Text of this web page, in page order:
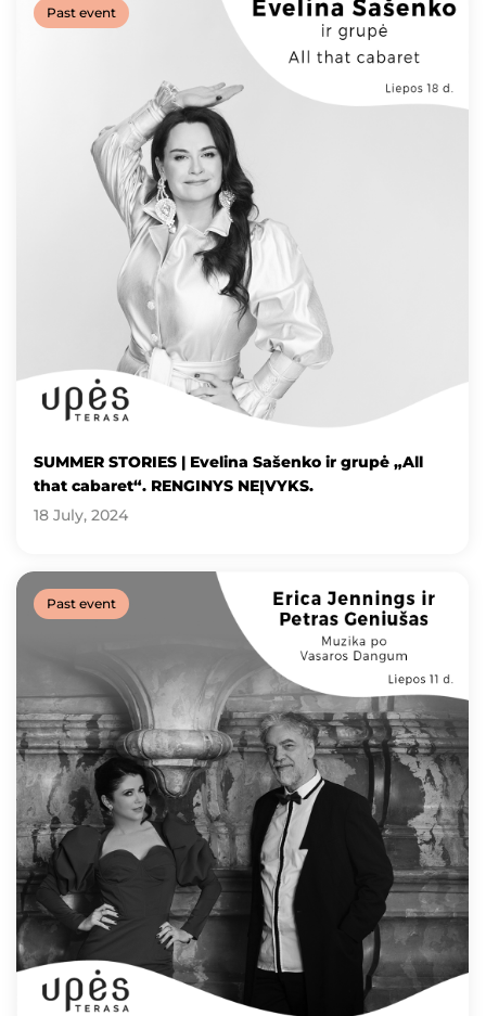
Past event
SUMMER STORIES | Evelina Sašenko ir grupė „All
that cabaret“. RENGINYS NEĮVYKS.
18 July, 2024
Past event